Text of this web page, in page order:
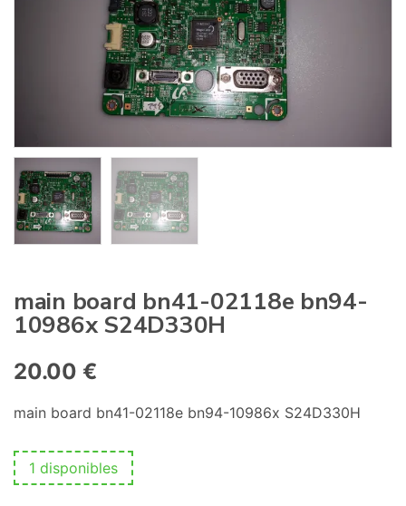
main board bn41-02118e bn94-
10986x S24D330H
20.00 €
main board bn41-02118e bn94-10986x S24D330H
1 disponibles